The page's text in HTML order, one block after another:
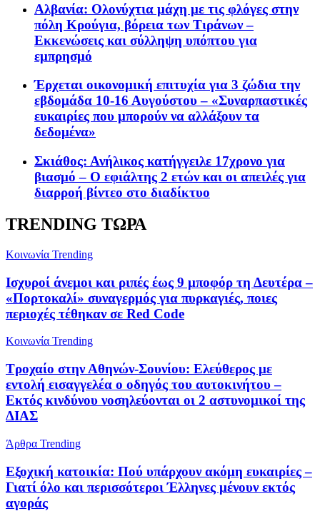
Αλβανία: Ολονύχτια μάχη με τις φλόγες στην
πόλη Κρούγια, βόρεια των Τιράνων –
Εκκενώσεις και σύλληψη υπόπτου για
εμπρησμό
Έρχεται οικονομική επιτυχία για 3 ζώδια την
εβδομάδα 10-16 Αυγούστου – «Συναρπαστικές
ευκαιρίες που μπορούν να αλλάξουν τα
δεδομένα»
Σκιάθος: Ανήλικος κατήγγειλε 17χρονο για
βιασμό – Ο εφιάλτης 2 ετών και οι απειλές για
διαρροή βίντεο στο διαδίκτυο
TRENDING ΤΩΡΑ
Κοινωνία Trending
Ισχυροί άνεμοι και ριπές έως 9 μποφόρ τη Δευτέρα –
«Πορτοκαλί» συναγερμός για πυρκαγιές, ποιες
περιοχές τέθηκαν σε Red Code
Κοινωνία Trending
Τροχαίο στην Αθηνών-Σουνίου: Ελεύθερος με
εντολή εισαγγελέα ο οδηγός του αυτοκινήτου –
Εκτός κινδύνου νοσηλεύονται οι 2 αστυνομικοί της
ΔΙΑΣ
Άρθρα Trending
Εξοχική κατοικία: Πού υπάρχουν ακόμη ευκαιρίες –
Γιατί όλο και περισσότεροι Έλληνες μένουν εκτός
αγοράς